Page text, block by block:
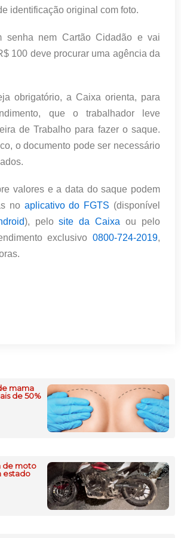
identificação original com foto.
senha nem Cartão Cidadão e vai
100 deve procurar uma agência da
obrigatório, a Caixa orienta, para
que o trabalhador leve
de Trabalho para fazer o saque.
o documento pode ser necessário
valores e a data do saque podem
no aplicativo do FGTS (disponível
), pelosite da Caixa ou pelo
exclusivo 0800-724-2019,
mama
de 50%
de moto
estado